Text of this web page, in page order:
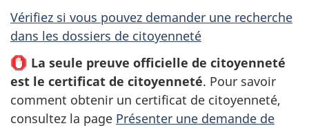
Vérifiez si vous pouvez demander une recherche
dans les dossiers de citoyenneté
La seule preuve officielle de citoyenneté
est le certificat de citoyenneté. Pour savoir
comment obtenir un certificat de citoyenneté,
consultez la page Présenter une demande de